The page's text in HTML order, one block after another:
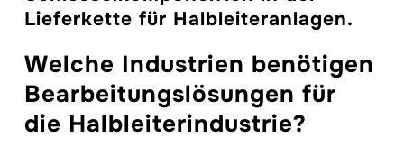
Lieferkette für Halbleiteranlagen.
Welche Industrien benötigen
Bearbeitungslösungen für
die Halbleiterindustrie?